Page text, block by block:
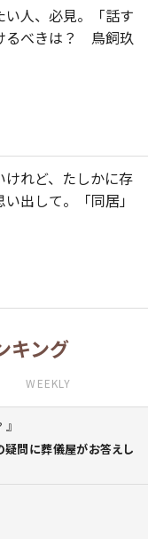
人、必見。「話す
るべきは？ 鳥飼玖
けれど、たしかに存
出して。「同居」
キング
WEEKLY
疑問に葬儀屋がお答えし